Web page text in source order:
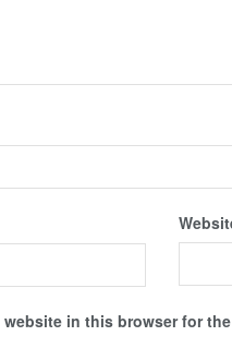
website in this browser for